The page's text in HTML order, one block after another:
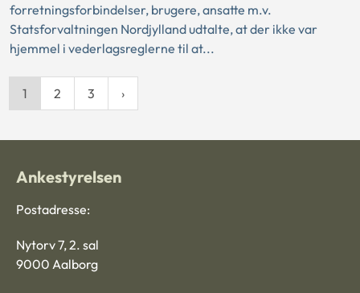
forretningsforbindelser, brugere, ansatte m.v.
Statsforvaltningen Nordjylland udtalte, at der ikke var
hjemmel i vederlagsreglerne til at...
1 2 3
Ankestyrelsen
Postadresse:
Nytorv 7, 2. sal
9000 Aalborg